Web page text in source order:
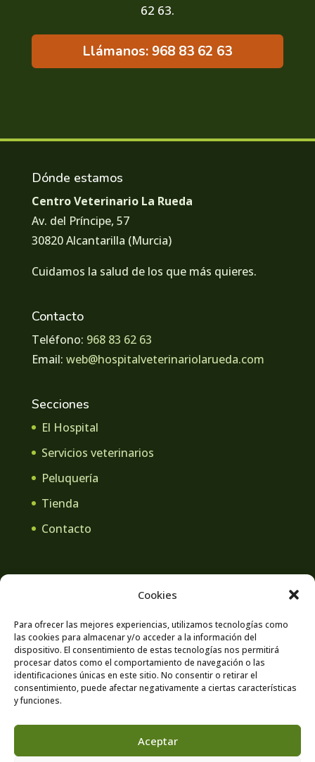
Cookies
Para ofrecer las mejores experiencias, utilizamos tecnologías como
las cookies para almacenar y/o acceder a la información del
dispositivo. El consentimiento de estas tecnologías nos permitirá
procesar datos como el comportamiento de navegación o las
identificaciones únicas en este sitio. No consentir o retirar el
consentimiento, puede afectar negativamente a ciertas características
y funciones.
Aceptar
62 63.
Llámanos: 968 83 62 63
Dónde estamos
Centro Veterinario La Rueda
Av. del Príncipe, 57
30820 Alcantarilla (Murcia)
Cuidamos la salud de los que más quieres.
Contacto
Teléfono: 968 83 62 63
Email: web@hospitalveterinariolarueda.com
Secciones
El Hospital
Servicios veterinarios
Peluquería
Tienda
Contacto
Aviso legal
Política de privacidad
Contacto
Política de cookies